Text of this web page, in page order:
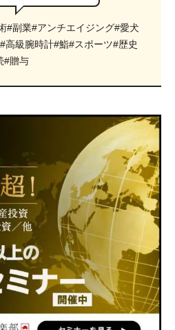
#副業#アンチエイジング#愛犬
#高級腕時計#鮨#スポーツ#歴史
#贈与